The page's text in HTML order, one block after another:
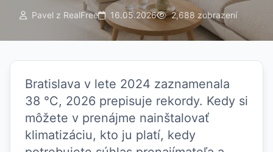
Pavel z RealFree 16.05.2026 2,688 zobrazení
Bratislava v lete 2024 zaznamenala
38 °C, 2026 prepisuje rekordy. Kedy si
môžete v prenájme nainštalovať
klimatizáciu, kto ju platí, kedy